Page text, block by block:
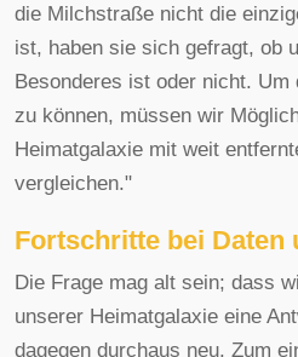
die Milchstraße nicht die
ist, haben sie sich gefragt, ob
Besonderes ist oder nicht. Um
zu können, müssen wir
Heimatgalaxie mit weit
vergleichen."
Fortschritte bei Daten
Die Frage mag alt sein; dass
unserer Heimatgalaxie eine
dagegen durchaus neu. Zum